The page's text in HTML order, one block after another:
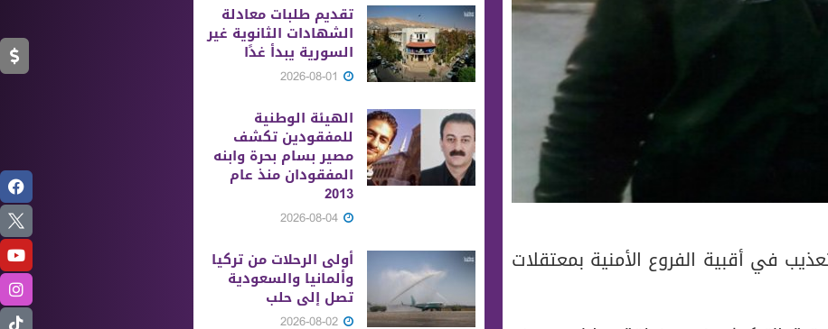
في أقبية الفروع الأمنية بمعتقلات
تقديم طلبات معادلة
الشهادات الثانوية ‏غير
السورية يبدأ غدًا
الهيئة الوطنية
للمفقودين تكشف
مصير بسام بحرة وابنه
المفقودان منذ عام
2013
أولى الرحلات من ‏تركيا
وألمانيا والسعودية
تصل إلى حلب